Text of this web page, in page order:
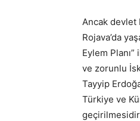
Ancak devlet
Rojava’da
Eylem
ve zorunlu
Tayyip
Türkiye ve